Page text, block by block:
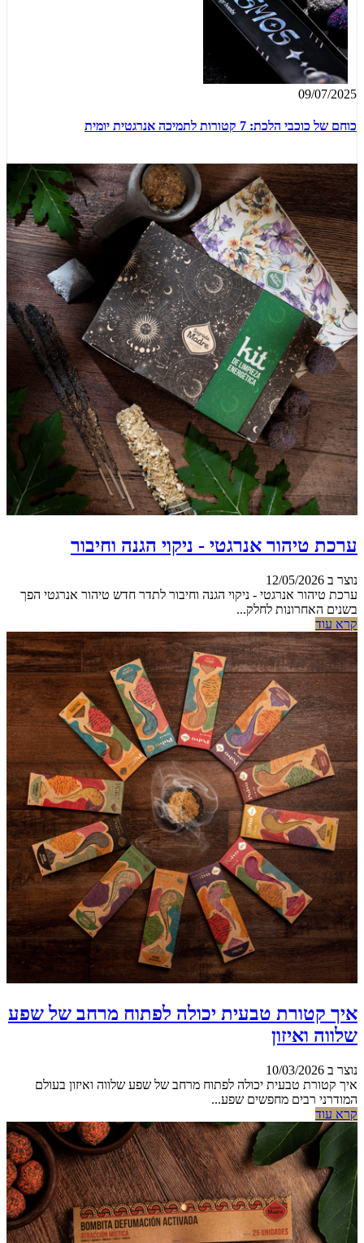
09/07/2025
כוחם של כוכבי הלכת: 7 קטורות לתמיכה אנרגטית יומית
ערכת טיהור אנרגטי - ניקוי הגנה וחיבור
נוצר ב 12/05/2026
ערכת טיהור אנרגטי - ניקוי הגנה וחיבור לתדר חדש טיהור אנרגטי הפך
בשנים האחרונות לחלק...
קרא עוד
איך קטורת טבעית יכולה לפתוח מרחב של שפע
שלווה ואיזון
נוצר ב 10/03/2026
איך קטורת טבעית יכולה לפתוח מרחב של שפע שלווה ואיזון בעולם
המודרני רבים מחפשים שפע...
קרא עוד